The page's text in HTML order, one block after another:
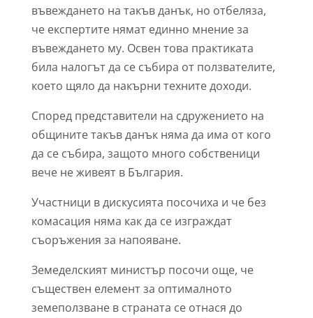
въвеждането на такъв данък, но отбеляза,
че експертите нямат единно мнение за
въвеждането му. Освен това практиката
била налогът да се събира от ползвателите,
което щяло да накърни техните доходи.
Според представители на сдружението на
общините такъв данък няма да има от кого
да се събира, защото много собственици
вече не живеят в България.
Участници в дискусията посочиха и че без
комасация няма как да се изграждат
съоръжения за напояване.
Земеделският министър посочи още, че
съществен елемент за оптималното
земеползване в страната се отнася до